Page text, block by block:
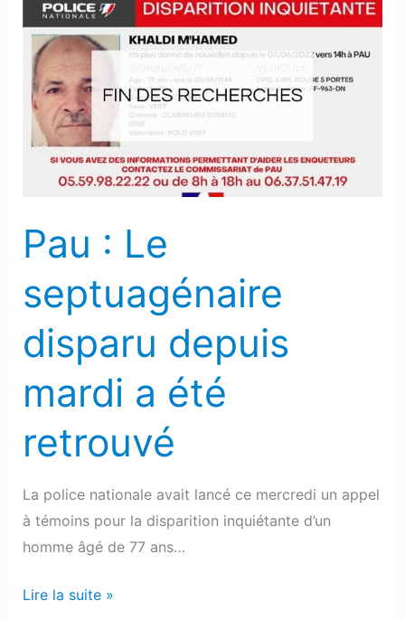
Pau : Le
septuagénaire
disparu depuis
mardi a été
retrouvé
La police nationale avait lancé ce mercredi un appel
à témoins pour la disparition inquiétante d’un
homme âgé de 77 ans…
Pau
:
Le
septuagénaire
disparu
depuis
mardi
retrouvé
Lire la suite »